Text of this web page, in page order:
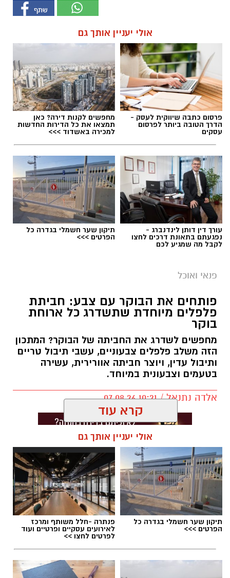
אולי יעניין אותך גם
פרסום כתבה שיווקית לעסק -
הדרך הטובה ביותר לפרסום
עסקים
מחפשים לקנות דירה? כאן
תמצאו את כל הדירות החדשות
למכירה באשדוד >>>
עורך דין דותן לינדנברג -
נפגעתם בתאונת דרכים לחצו
לקבל מה שמגיע לכם
תיקון שער חשמלי בגדרה כל
הפרטים >>>
פנאי ואוכל
פותחים את הבוקר עם צבע: חביתת
פלפלים מיוחדת שתשדרג כל ארוחת
בוקר
מחפשים לשדרג את החביתה של הבוקר? המתכון
הזה משלב פלפלים צבעוניים, עשבי תיבול טריים
ותיבול עדין, ויוצר חביתה אוורירית, עשירה
בטעמים וצבעונית במיוחד.
אלדה נתנאל / 10:21 07.08.26
תגים:חביתת ירק
קרא עוד
אולי יעניין אותך גם
תיקון שער חשמלי בגדרה כל
הפרטים >>>
פנתרה -חלל משותף ומרכז
לאירועים עסקיים ופרטיים ועוד
לפרטים לחצו >>